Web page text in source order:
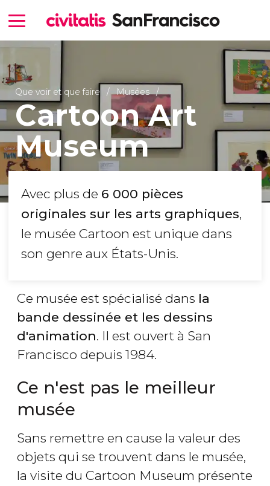
Que voir et que faire Musées
Cartoon Art
Museum
Avec plus de 6 000 pièces
originales sur les arts graphiques,
le musée Cartoon est unique dans
son genre aux États-Unis.
Ce musée est spécialisé dans la
bande dessinée et les dessins
d'animation. Il est ouvert à San
Francisco depuis 1984.
Ce n'est pas le meilleur
musée
Sans remettre en cause la valeur des
objets qui se trouvent dans le musée,
la visite du Cartoon Museum présente